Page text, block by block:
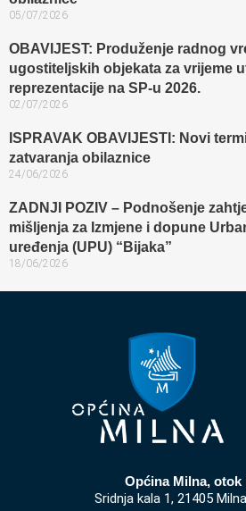
05/07/2026
OBAVIJEST: Produženje radnog
ugostiteljskih objekata za vrijeme
reprezentacije na SP-u 2026.
02/07/2026
ISPRAVAK OBAVIJESTI: Novi
zatvaranja obilaznice​
24/06/2026
ZADNJI POZIV – Podnošenje
mišljenja za Izmjene i dopune
uređenja (UPU) “Bijaka”
18/06/2026
Općina Milna, otok
Sridnja kala 1, 21405